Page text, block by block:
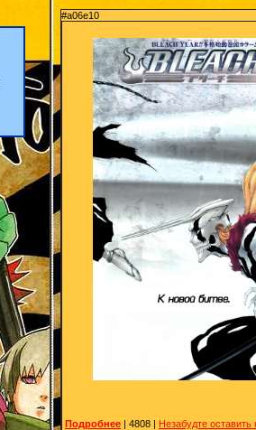
#a06e10
Подробнее | 4808 | Незабудте